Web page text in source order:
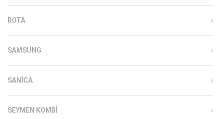
ROTA
SAMSUNG
SANICA
SEYMEN KOMBI